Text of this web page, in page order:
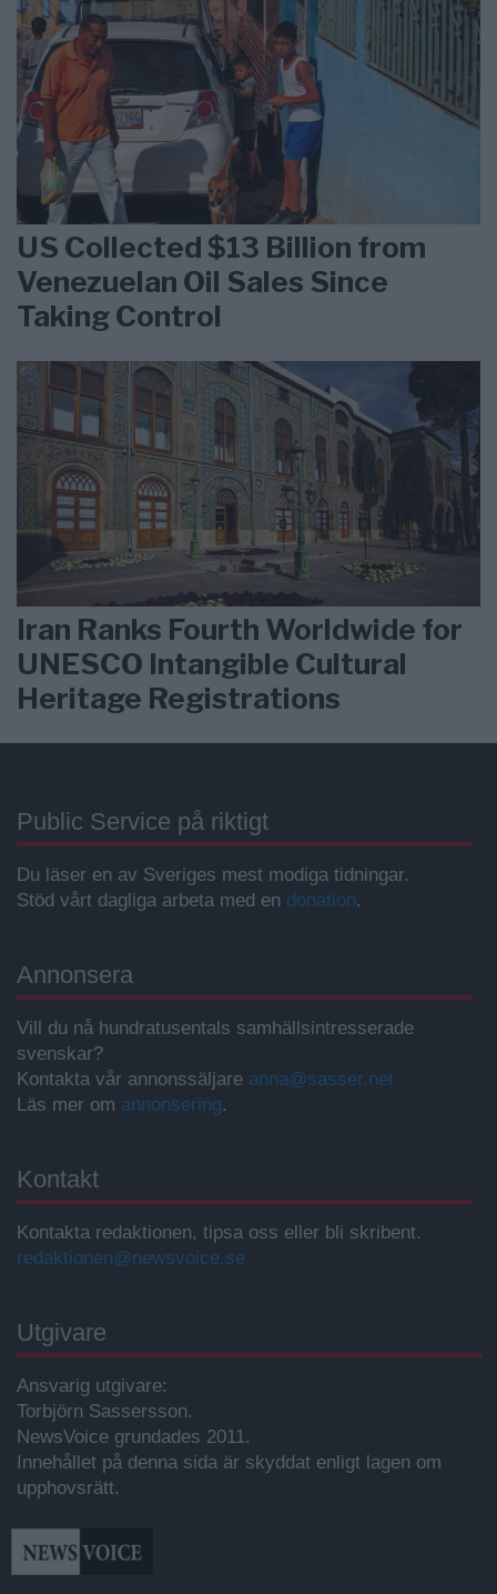
US Collected $13 Billion from
Venezuelan Oil Sales Since
Taking Control
Iran Ranks Fourth Worldwide for
UNESCO Intangible Cultural
Heritage Registrations
Public Service på riktigt
Du läser en av Sveriges mest modiga tidningar.
Stöd vårt dagliga arbeta med en donation.
Annonsera
Vill du nå hundratusentals samhällsintresserade
svenskar?
Kontakta vår annonssäljare anna@sasser.net
Läs mer om annonsering.
Kontakt
Kontakta redaktionen, tipsa oss eller bli skribent.
redaktionen@newsvoice.se
Utgivare
Ansvarig utgivare:
Torbjörn Sassersson.
NewsVoice grundades 2011.
Innehållet på denna sida är skyddat enligt lagen om
upphovsrätt.